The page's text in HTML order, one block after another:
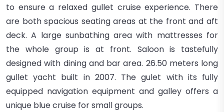
to ensure a relaxed gullet cruise experience. There
are both spacious seating areas at the front and aft
deck. A large sunbathing area with mattresses for
the whole group is at front. Saloon is tastefully
designed with dining and bar area. 26.50 meters long
gullet yacht built in 2007. The gulet with its fully
equipped navigation equipment and galley offers a
unique blue cruise for small groups.